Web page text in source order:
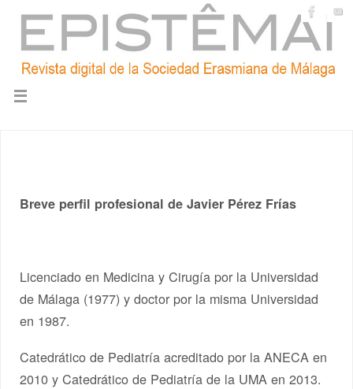
Breve perfil profesional de Javier Pérez Frías
Licenciado en Medicina y Cirugía por la Universidad
de Málaga (1977) y doctor por la misma Universidad
en 1987.
Catedrático de Pediatría acreditado por la ANECA en
2010 y Catedrático de Pediatría de la UMA en 2013.